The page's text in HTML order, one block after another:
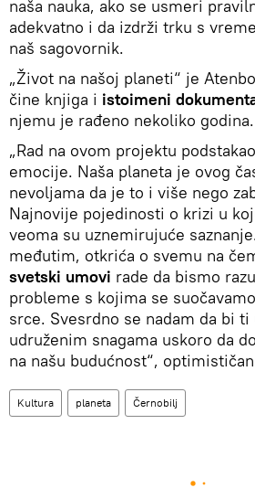
naša nauka, ako se usmeri
adekvatno i da izdrži trku s
naš sagovornik.
„Život na našoj planeti“ je
čine knjiga i istoimeni
njemu je rađeno nekoliko godina.
„Rad na ovom projektu
emocije. Naša planeta je ovog
nevoljama da je to i više nego
Najnovije pojedinosti o krizi u
veoma su uznemirujuće
međutim, otkrića o svemu na
svetski umovi rade da bismo
probleme s kojima se
srce. Svesrdno se nadam da bi
udruženim snagama uskoro da
na našu budućnost“,
Kultura planeta Černobilj